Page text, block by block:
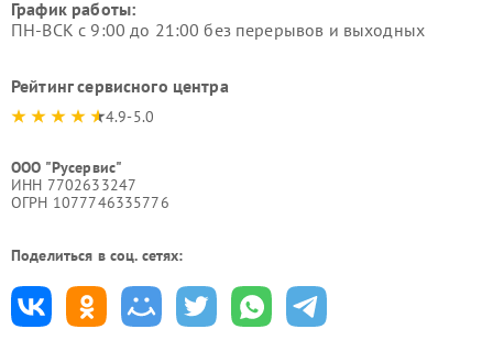
График работы:
ПН-ВСК с 9:00 до 21:00 без перерывов и выходных
Рейтинг сервисного центра
4.9-5.0
ООО "Русервис"
ИНН 7702633247
ОГРН 1077746335776
Поделиться в соц. сетях: